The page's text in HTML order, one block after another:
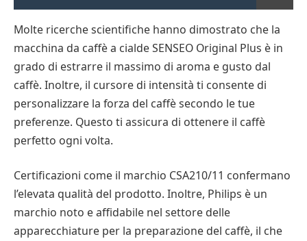
Molte ricerche scientifiche hanno dimostrato che la
macchina da caffè a cialde SENSEO Original Plus è in
grado di estrarre il massimo di aroma e gusto dal
caffè. Inoltre, il cursore di intensità ti consente di
personalizzare la forza del caffè secondo le tue
preferenze. Questo ti assicura di ottenere il caffè
perfetto ogni volta.
Certificazioni come il marchio CSA210/11 confermano
l’elevata qualità del prodotto. Inoltre, Philips è un
marchio noto e affidabile nel settore delle
apparecchiature per la preparazione del caffè, il che